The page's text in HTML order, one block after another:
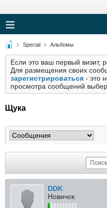
Special Альбомы
Если это ваш первый визит,
Для размещения своих
зарегистрироваться - это
просмотра сообщений
Щука
DDK
Новичок